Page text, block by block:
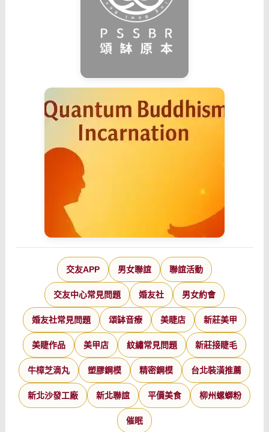
交友APP 男女聯誼 聯誼活動
交友中心常見問題 婚友社 男女約會
婚友社常見問題 頌缽音療 美睫店 新莊美甲
美睫作品 美甲店 紋繡常見問題 新莊接睫毛
牛樟芝滴丸 塑膠鋼模 精密鋼模 台北裝潢推薦
新北沙發工廠 新北聯誼 平價美食 柳州螺螄粉
催眠